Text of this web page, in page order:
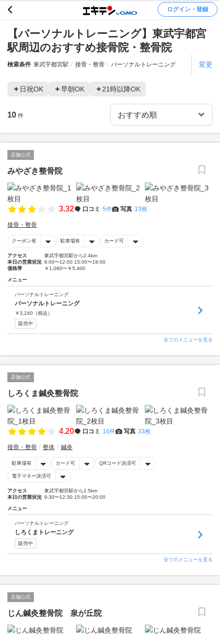
ログイン・登録
【パーソナルトレーニング】東武宇都宮
駅周辺のおすすめ接骨院・整骨院
検索条件 東武宇都宮駅 接骨・整骨 パーソナルトレーニング 変更
日祝OK 早朝OK 21時以降OK
10 件
店舗公式
みやざき整骨院
3.32 口コミ 5件 写真 13枚
接骨・整骨
クーポン有 駐車場有 カード可
アクセス
東武宇都宮駅から2.4km
本日の営業状況 9:00〜12:00 15:00〜19:00
価格帯
￥1,080〜￥5,400
メニュー
パーソナルトレーニング
パーソナルトレーニング
￥3,240 （税込）
販売中
全てのメニューを見る
店舗公式
しろくま鍼灸整骨院
4.20 口コミ 16件 写真 33枚
接骨・整骨 整体 鍼灸
駐車場有 カード可 QRコード決済可
電子マネー決済可
アクセス
東武宇都宮駅から2.5km
本日の営業状況 9:30〜12:30 15:00〜20:00
メニュー
パーソナルトレーニング
しろくまトレーニング
販売中
全てのメニューを見る
店舗公式
じん鍼灸整骨院 泉が丘院